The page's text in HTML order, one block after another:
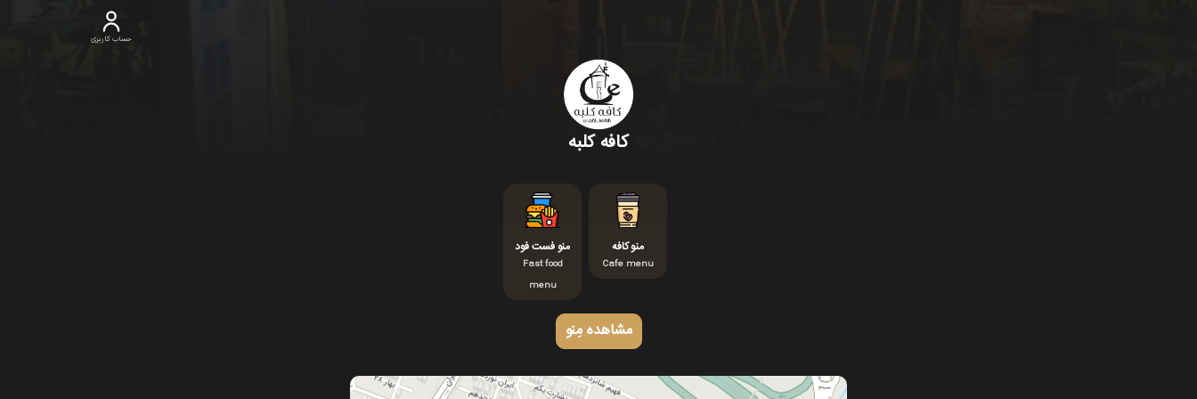
حساب کاربری
کافه کلبه
منو کافه
Cafe menu
منو فست فود
Fast food
menu
مشاهده مِنو